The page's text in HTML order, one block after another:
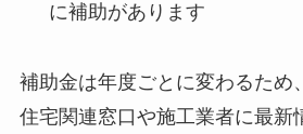
に補助があります
補助金は年度ごとに変わるため
住宅関連窓口や施工業者に最新